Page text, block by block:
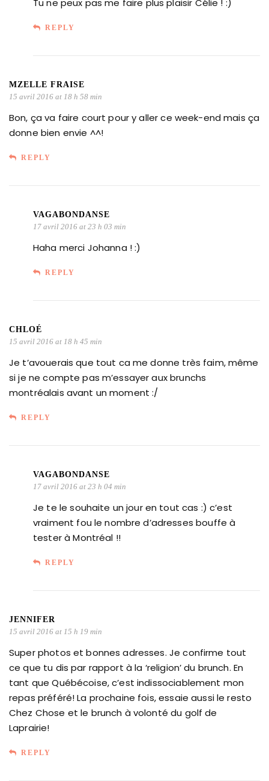
Tu ne peux pas me faire plus plaisir Célie ! :)
REPLY
MZELLE FRAISE
15 avril 2016 at 18 h 58 min
Bon, ça va faire court pour y aller ce week-end mais ça
donne bien envie ^^!
REPLY
VAGABONDANSE
17 avril 2016 at 23 h 03 min
Haha merci Johanna ! :)
REPLY
CHLOÉ
15 avril 2016 at 18 h 45 min
Je t’avouerais que tout ca me donne très faim, même
si je ne compte pas m’essayer aux brunchs
montréalais avant un moment :/
REPLY
VAGABONDANSE
17 avril 2016 at 23 h 04 min
Je te le souhaite un jour en tout cas :) c’est
vraiment fou le nombre d’adresses bouffe à
tester à Montréal !!
REPLY
JENNIFER
15 avril 2016 at 15 h 19 min
Super photos et bonnes adresses. Je confirme tout
ce que tu dis par rapport à la ‘religion’ du brunch. En
tant que Québécoise, c’est indissociablement mon
repas préféré! La prochaine fois, essaie aussi le resto
Chez Chose et le brunch à volonté du golf de
Laprairie!
REPLY